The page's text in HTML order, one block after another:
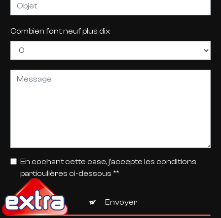
Combien font neuf plus dix
En cochant cette case, j'accepte les conditions
particulières ci-dessous **
Envoyer